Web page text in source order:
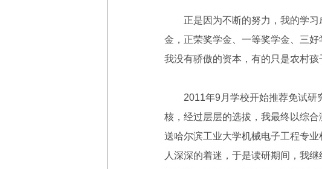
正是因为不断的努力，我的学习
金，正荣奖学金、一等奖学金、三
我没有骄傲的资本，有的只是农村
2011年9月学校开始推荐免试研
核，经过层层的选拔，我最终以综
送哈尔滨工业大学机械电子工程专
人深深的着迷，于是读研期间，我